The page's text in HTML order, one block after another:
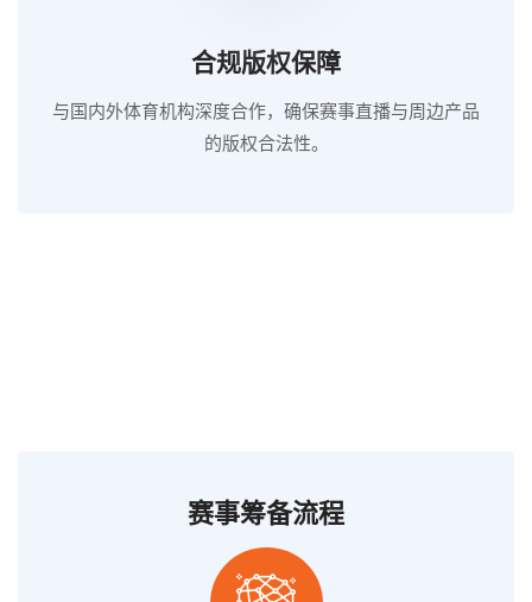
合规版权保障
与国内外体育机构深度合作，确保赛事直播与周边产品
的版权合法性。
赛事筹备流程